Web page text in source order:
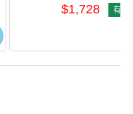
$1,728 有存